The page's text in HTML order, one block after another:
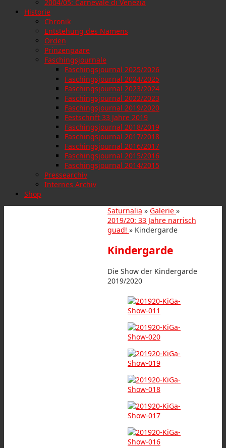
2004/05: Carnevale di Venezia
Historie
Chronik
Entstehung des Namens
Orden
Prinzenpaare
Faschingsjournale
Faschingsjournal 2025/2026
Faschingsjournal 2024/2025
Faschingsjournal 2023/2024
Faschingsjournal 2022/2023
Faschingsjournal 2019/2020
Festschrift 33 Jahre 2019
Faschingsjournal 2018/2019
Faschingsjournal 2017/2018
Faschingsjournal 2016/2017
Faschingsjournal 2015/2016
Faschingsjournal 2014/2015
Pressearchiv
Internes Archiv
Shop
Saturnalia » Galerie »
2019/20: 33 Jahre narrisch
guad! » Kindergarde
Kindergarde
Die Show der Kindergarde
2019/2020